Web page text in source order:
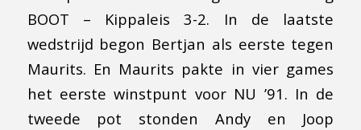
BOOT – Kippaleis 3-2. In de laatste
wedstrijd begon Bertjan als eerste tegen
Maurits. En Maurits pakte in vier games
het eerste winstpunt voor NU ’91. In de
tweede pot stonden Andy en Joop